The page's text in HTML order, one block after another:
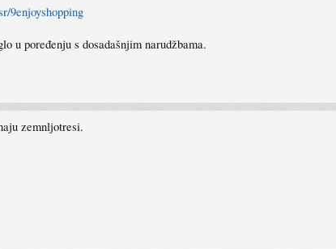
9enjoyshopping
u poređenju s dosadašnjim narudžbama.
zemnljotresi.